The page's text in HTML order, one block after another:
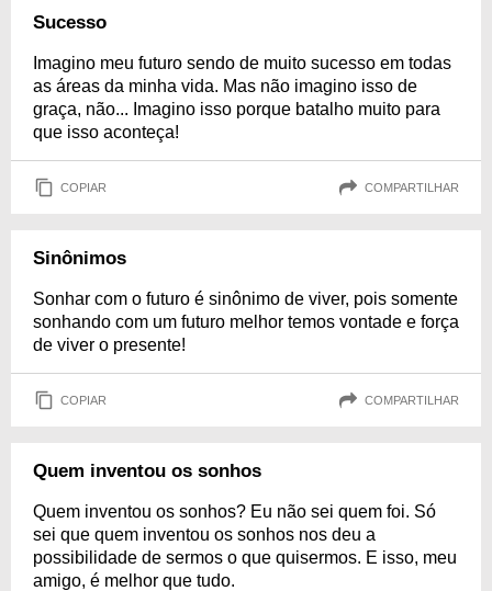
Sucesso
Imagino meu futuro sendo de muito sucesso em todas
as áreas da minha vida. Mas não imagino isso de
graça, não... Imagino isso porque batalho muito para
que isso aconteça!
COPIAR COMPARTILHAR
Sinônimos
Sonhar com o futuro é sinônimo de viver, pois somente
sonhando com um futuro melhor temos vontade e força
de viver o presente!
COPIAR COMPARTILHAR
Quem inventou os sonhos
Quem inventou os sonhos? Eu não sei quem foi. Só
sei que quem inventou os sonhos nos deu a
possibilidade de sermos o que quisermos. E isso, meu
amigo, é melhor que tudo.